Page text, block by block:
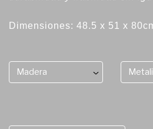
Dimensiones: 48.5 x 51 x
Madera